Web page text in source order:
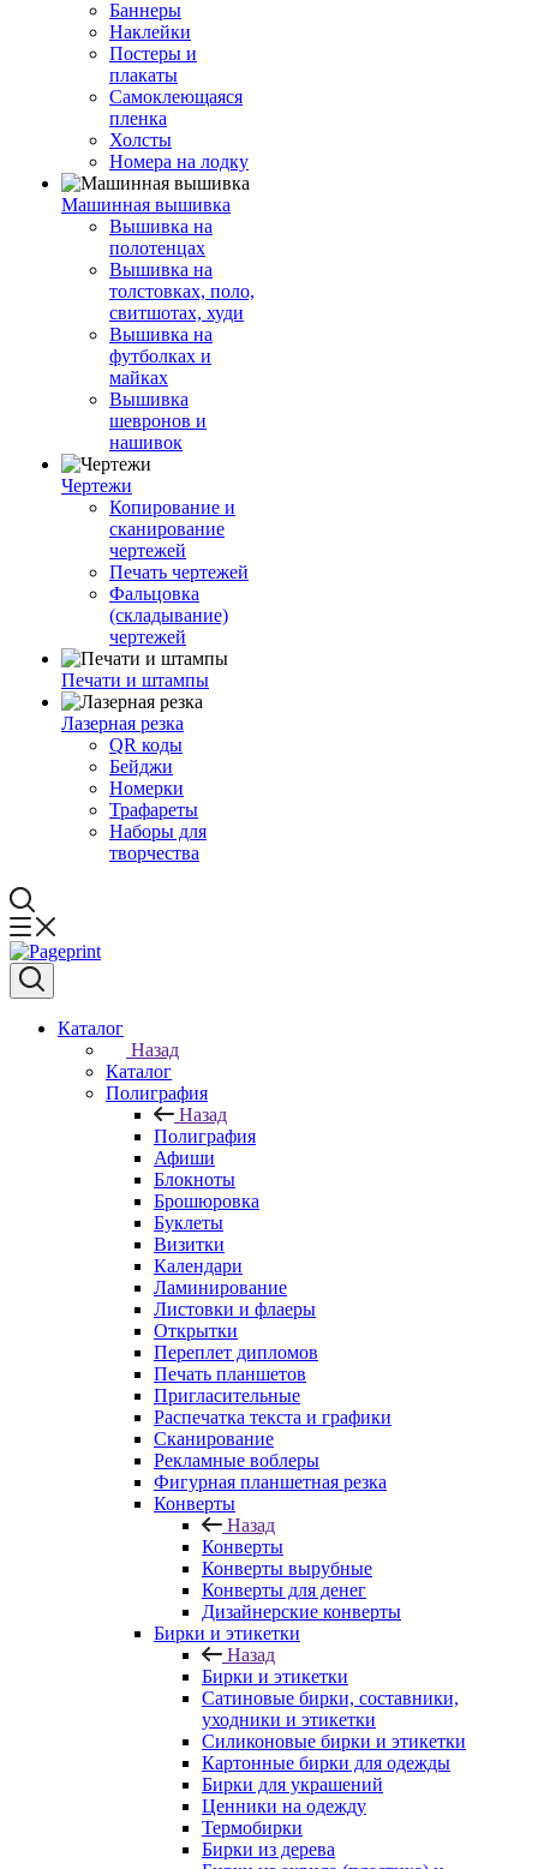
Баннеры
Наклейки
Постеры и
плакаты
Самоклеющаяся
пленка
Холсты
Номера на лодку
Машинная вышивка
Вышивка на
полотенцах
Вышивка на
толстовках, поло,
свитшотах, худи
Вышивка на
футболках и
майках
Вышивка
шевронов и
нашивок
Чертежи
Копирование и
сканирование
чертежей
Печать чертежей
Фальцовка
(складывание)
чертежей
Печати и штампы
Лазерная резка
QR коды
Бейджи
Номерки
Трафареты
Наборы для
творчества
Каталог
Назад
Каталог
Полиграфия
Назад
Полиграфия
Афиши
Блокноты
Брошюровка
Буклеты
Визитки
Календари
Ламинирование
Листовки и флаеры
Открытки
Переплет дипломов
Печать планшетов
Пригласительные
Распечатка текста и графики
Сканирование
Рекламные воблеры
Фигурная планшетная резка
Конверты
Назад
Конверты
Конверты вырубные
Конверты для денег
Дизайнерские конверты
Бирки и этикетки
Назад
Бирки и этикетки
Сатиновые бирки, составники,
уходники и этикетки
Силиконовые бирки и этикетки
Картонные бирки для одежды
Бирки для украшений
Ценники на одежду
Термобирки
Бирки из дерева